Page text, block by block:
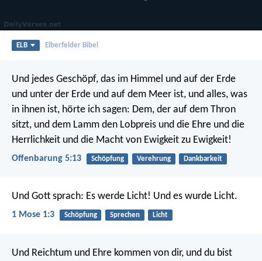
ELB Elberfelder Bibel
Und jedes Geschöpf, das im Himmel und auf der Erde
und unter der Erde und auf dem Meer ist, und alles, was
in ihnen ist, hörte ich sagen: Dem, der auf dem Thron
sitzt, und dem Lamm den Lobpreis und die Ehre und die
Herrlichkeit und die Macht von Ewigkeit zu Ewigkeit!
Offenbarung 5:13 Schöpfung Verehrung Dankbarkeit
Und Gott sprach: Es werde Licht! Und es wurde Licht.
1 Mose 1:3 Schöpfung Sprechen Licht
Und Reichtum und Ehre kommen von dir, und du bist